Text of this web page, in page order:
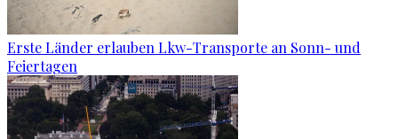
Erste Länder erlauben Lkw-Transporte an Sonn- und
Feiertagen